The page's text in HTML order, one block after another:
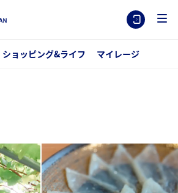
ショッピング&ライフ マイレージ